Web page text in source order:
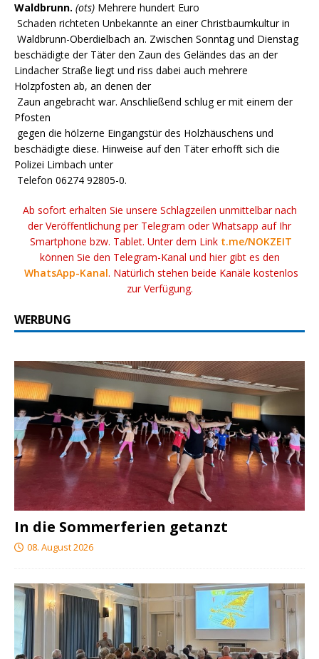
Waldbrunn. (ots) Mehrere hundert Euro
Schaden richteten Unbekannte an einer Christbaumkultur in
Waldbrunn-Oberdielbach an. Zwischen Sonntag und Dienstag
beschädigte der Täter den Zaun des Geländes das an der
Lindacher Straße liegt und riss dabei auch mehrere
Holzpfosten ab, an denen der
Zaun angebracht war. Anschließend schlug er mit einem der
Pfosten
gegen die hölzerne Eingangstür des Holzhäuschens und
beschädigte diese. Hinweise auf den Täter erhofft sich die
Polizei Limbach unter
Telefon 06274 92805-0.
Ab sofort erhalten Sie unsere Schlagzeilen unmittelbar nach
der Veröffentlichung per Telegram oder Whatsapp auf Ihr
Smartphone bzw. Tablet. Unter dem Link t.me/NOKZEIT
können Sie den Telegram-Kanal und hier gibt es den
WhatsApp-Kanal. Natürlich stehen beide Kanäle kostenlos
zur Verfügung.
WERBUNG
In die Sommerferien getanzt
08. August 2026